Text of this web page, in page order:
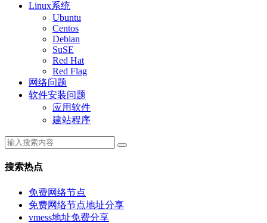
Linux系统
Ubuntu
Centos
Debian
SuSE
Red Hat
Red Flag
网络问题
软件安装问题
应用软件
建站程序
搜索热点
免费网络节点
免费网络节点地址分享
vmess地址免费分享